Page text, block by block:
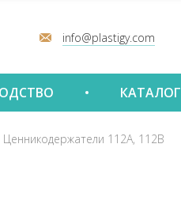
info@plastigy.com
КАТАЛОГ
Ценникодержатели 112А, 112В